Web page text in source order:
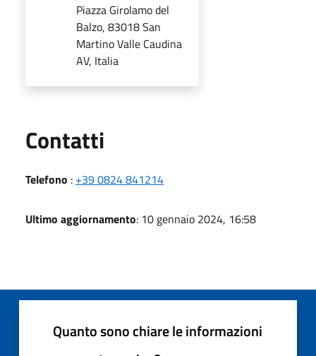
Piazza Girolamo del
Balzo, 83018 San
Martino Valle Caudina
AV, Italia
Contatti
Telefono : +39 0824 841214
Ultimo aggiornamento: 10 gennaio 2024, 16:58
Quanto sono chiare le informazioni